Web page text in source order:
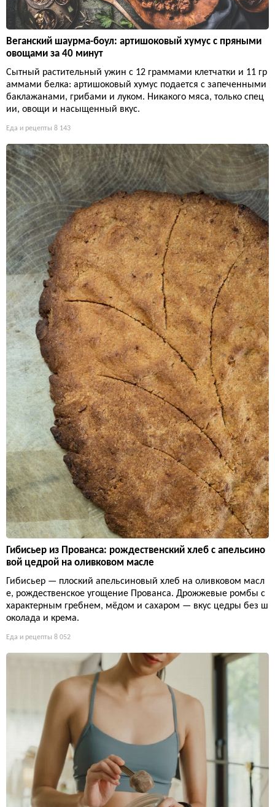
Веганский шаурма-боул: артишоковый хумус с пряными
овощами за 40 минут
Сытный растительный ужин с 12 граммами клетчатки и 11 гр
аммами белка: артишоковый хумус подается с запеченными
баклажанами, грибами и луком. Никакого мяса, только спец
ии, овощи и насыщенный вкус.
Еда и рецепты 8 143
Гибисьер из Прованса: рождественский хлеб с апельсино
вой цедрой на оливковом масле
Гибисьер — плоский апельсиновый хлеб на оливковом масл
е, рождественское угощение Прованса. Дрожжевые ромбы с
характерным гребнем, мёдом и сахаром — вкус цедры без ш
околада и крема.
Еда и рецепты 8 052